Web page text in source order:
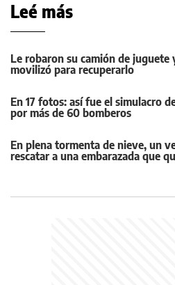
Leé más
Le robaron su camión de
movilizó para recuperarlo
En 17 fotos: así fue el simulacro
por más de 60 bomberos
En plena tormenta de nieve, un
rescatar a una embarazada que